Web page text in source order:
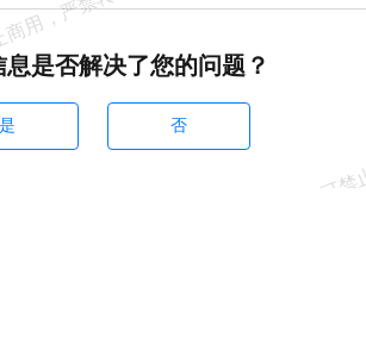
息是否解决了您的问题？
是 否